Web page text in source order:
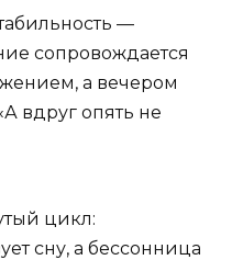
—
сопровождается
а вечером
вдруг опять не
цикл:
сну, а бессонница